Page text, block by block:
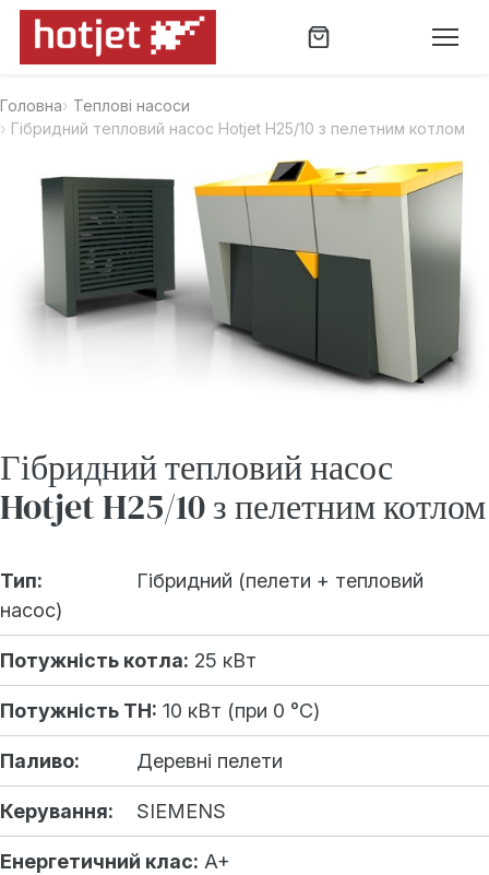
Головна
Теплові насоси
Гібридний тепловий насос Hotjet H25/10 з пелетним котлом
Гібридний тепловий насос
Hotjet H25/10 з пелетним котлом
Тип:
Гібридний (пелети + тепловий
насос)
Потужність котла: 25 кВт
Потужність ТН: 10 кВт (при 0 °C)
Паливо: Деревні пелети
Керування: SIEMENS
Енергетичний клас: A+